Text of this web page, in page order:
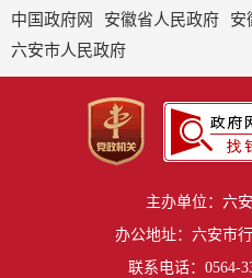
中国政府网 安徽省人民政府 安
六安市人民政府
主办单位：六
办公地址：六安市
联系电话：0564-